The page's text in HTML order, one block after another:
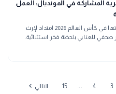
المشاركة في المونديال: العمل
وسن يوسف الجابر تؤكد أن مشاركتها في كأس العالم 2026 امتداد لإرث
3
4
...
15 التاليchevron_left